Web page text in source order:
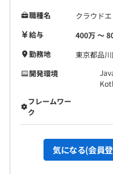
職種名
クラウド
給与
400万 〜
勤務地
東京都品
開発環境
フレームワー
ク
気になる(会員